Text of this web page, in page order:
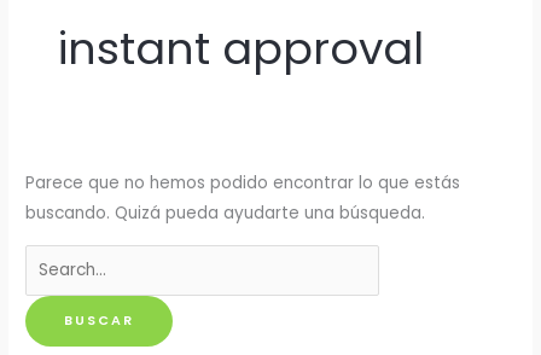
instant approval
Parece que no hemos podido encontrar lo que estás
buscando. Quizá pueda ayudarte una búsqueda.
Buscar
por: